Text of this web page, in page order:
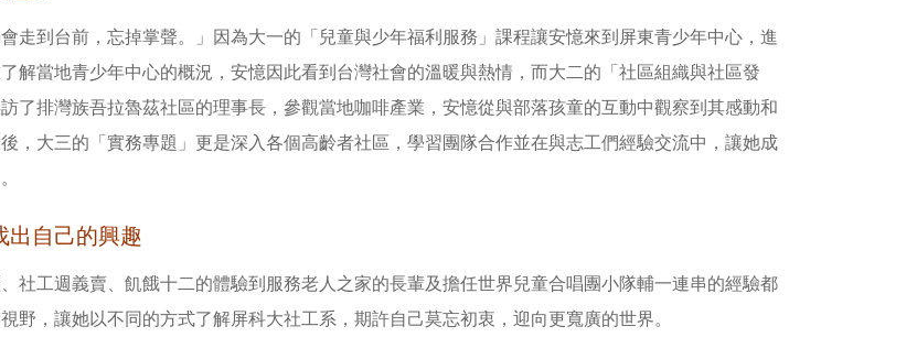
會走到台前，忘掉掌聲。」因為大一的「兒童與少年福利服務」課程讓安憶來到屏東青少年中心，進
解當地青少年中心的概況，安憶因此看到台灣社會的溫暖與熱情，而大二的「社區組織與社區發
了排灣族吾拉魯茲社區的理事長，參觀當地咖啡產業，安憶從與部落孩童的互動中觀察到其感動和
，大三的「實務專題」更是深入各個高齡者社區，學習團隊合作並在與志工們經驗交流中，讓她成
出自己的興趣
社工週義賣、飢餓十二的體驗到服務老人之家的長輩及擔任世界兒童合唱團小隊輔一連串的經驗都
野，讓她以不同的方式了解屏科大社工系，期許自己莫忘初衷，迎向更寬廣的世界。